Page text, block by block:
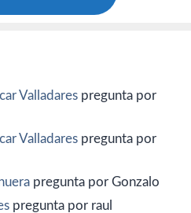
Valladares pregunta por
Valladares pregunta por
pregunta por Gonzalo
pregunta por raul